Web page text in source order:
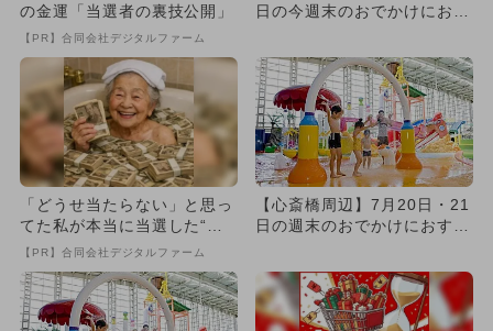
の金運「当選者の裏技公開」
【PR】合同会社デジタルファーム
日の今週末のおでかけにおす
「どうせ当たらない」と思っ
てた私が本当に当選した“買
い方”がこれ
【PR】合同会社デジタルファーム
【心斎橋周辺】7月20日・21
日の週末のおでかけにおすす